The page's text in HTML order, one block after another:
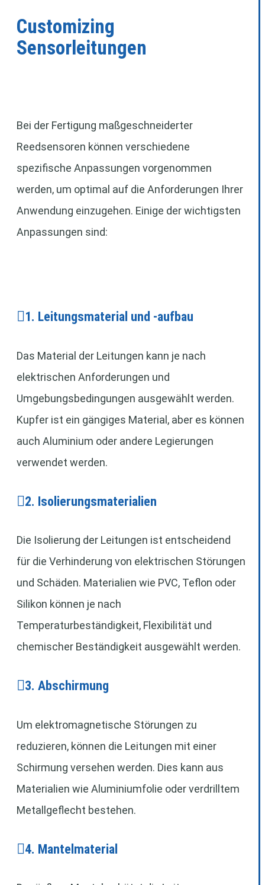
Customizing
Sensorleitungen
Bei der Fertigung maßgeschneiderter
Reedsensoren können verschiedene
spezifische Anpassungen vorgenommen
werden, um optimal auf die Anforderungen Ihrer
Anwendung einzugehen. Einige der wichtigsten
Anpassungen sind:
1. Leitungsmaterial und -aufbau
Das Material der Leitungen kann je nach
elektrischen Anforderungen und
Umgebungsbedingungen ausgewählt werden.
Kupfer ist ein gängiges Material, aber es können
auch Aluminium oder andere Legierungen
verwendet werden.
2. Isolierungsmaterialien
Die Isolierung der Leitungen ist entscheidend
für die Verhinderung von elektrischen Störungen
und Schäden. Materialien wie PVC, Teflon oder
Silikon können je nach
Temperaturbeständigkeit, Flexibilität und
chemischer Beständigkeit ausgewählt werden.
3. Abschirmung
Um elektromagnetische Störungen zu
reduzieren, können die Leitungen mit einer
Schirmung versehen werden. Dies kann aus
Materialien wie Aluminiumfolie oder verdrilltem
Metallgeflecht bestehen.
4. Mantelmaterial